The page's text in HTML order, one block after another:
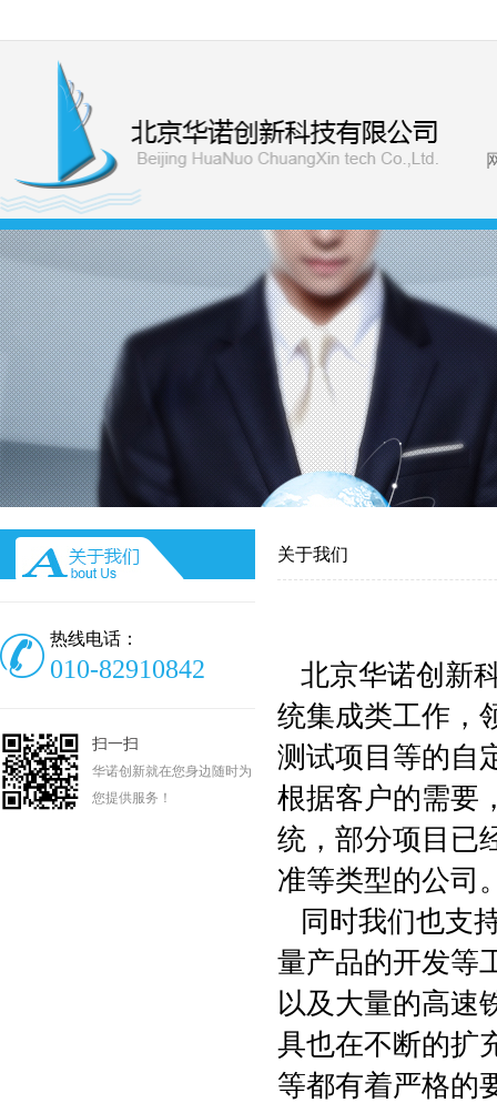
热线电话：
010-82910842
扫一扫
华诺创新就在您身边随时为
您提供服务！
关于我们
北京华诺创新
统集成类工作，
测试项目等的自
根据客户的需要
统，部分项目已
准等类型的公司
同时我们也支
量产品的开发等
以及大量的高速
具也在不断的扩
等都有着严格的